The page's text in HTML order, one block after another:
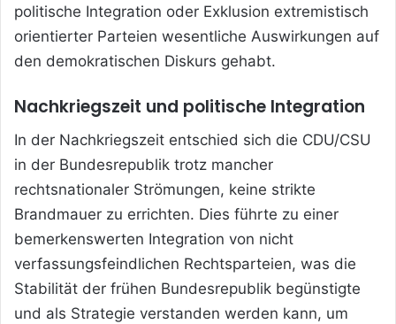
politische Integration oder Exklusion extremistisch
orientierter Parteien wesentliche Auswirkungen auf
den demokratischen Diskurs gehabt.
Nachkriegszeit und politische Integration
In der Nachkriegszeit entschied sich die CDU/CSU
in der Bundesrepublik trotz mancher
rechtsnationaler Strömungen, keine strikte
Brandmauer zu errichten. Dies führte zu einer
bemerkenswerten Integration von nicht
verfassungsfeindlichen Rechtsparteien, was die
Stabilität der frühen Bundesrepublik begünstigte
und als Strategie verstanden werden kann, um